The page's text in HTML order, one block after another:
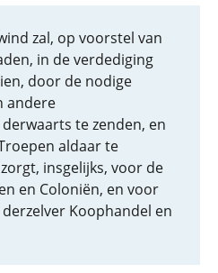
zal, op voorstel van
in de verdediging
door de nodige
andere
te zenden, en
aldaar te
insgelijks, voor de
en Coloniën, en voor
Koophandel en